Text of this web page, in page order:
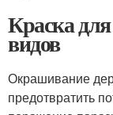
Краска
видов
Окрашивание
предотвратить